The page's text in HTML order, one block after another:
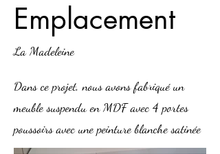
Emplacement
La Madeleine
Dans ce projet, nous avons fabriqué un
meuble suspendu en MDF avec 4 portes
poussoirs avec une peinture blanche satinée